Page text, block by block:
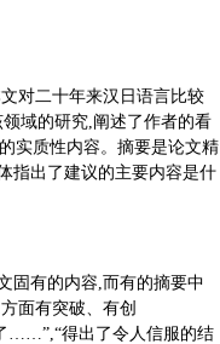
对二十年来汉日语言比较
域的研究,阐述了作者的看
实质性内容。摘要是论文精
指出了建议的主要内容是什
固有的内容,而有的摘要中
面有突破、有创
……”,“得出了令人信服的结